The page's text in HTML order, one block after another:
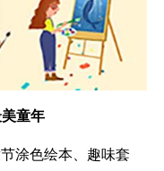
童年
涂色绘本、趣味套